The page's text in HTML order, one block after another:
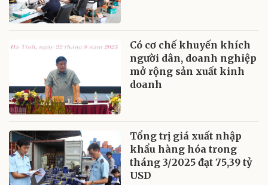
Có cơ chế khuyến khích
người dân, doanh nghiệp
mở rộng sản xuất kinh
doanh
Tổng trị giá xuất nhập
khẩu hàng hóa trong
tháng 3/2025 đạt 75,39 tỷ
USD